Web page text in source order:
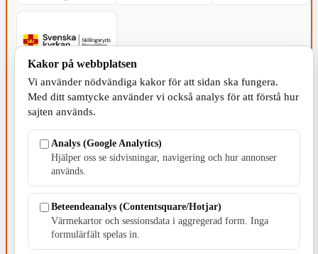
SERVICE - MOTOR
Kakor på webbplatsen
Vi använder nödvändiga kakor för att sidan ska fungera.
Med ditt samtycke använder vi också analys för att förstå hur
sajten används.
Analys (Google Analytics)
Hjälper oss se sidvisningar, navigering och hur annonser
används.
Beteendeanalys (Contentsquare/Hotjar)
Värmekartor och sessionsdata i aggregerad form. Inga
formulärfält spelas in.